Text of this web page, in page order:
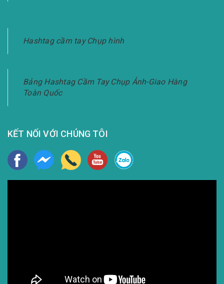
Hashtag cầm tay Chụp hình
Bảng Hashtag Cầm Tay Chụp Ảnh-Giao Hàng
Toàn Quốc
KẾT NỐI VỚI CHÚNG TÔI